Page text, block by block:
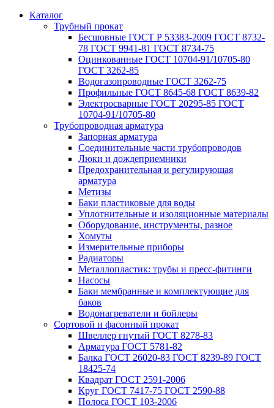
Каталог
Трубный прокат
Беcшовные ГОСТ Р 53383-2009 ГОСТ 8732-
78 ГОСТ 9941-81 ГОСТ 8734-75
Оцинкованные ГОСТ 10704-91/10705-80
ГОСТ 3262-85
Водогазопроводные ГОСТ 3262-75
Профильные ГОСТ 8645-68 ГОСТ 8639-82
Электросварные ГОСТ 20295-85 ГОСТ
10704-91/10705-80
Трубопроводная арматура
Запорная арматура
Соединительные части трубопроводов
Люки и дождеприемники
Предохранительная и регулирующая
арматура
Метизы
Баки пластиковые для воды
Уплотнительные и изоляционные материалы
Оборудование, инструменты, разное
Хомуты
Измерительные приборы
Радиаторы
Металлопластик: трубы и пресс-фитинги
Насосы
Баки мембранные и комплектующие для
баков
Водонагреватели и бойлеры
Сортовой и фасонный прокат
Швеллер гнутый ГОСТ 8278-83
Арматура ГОСТ 5781-82
Балка ГОСТ 26020-83 ГОСТ 8239-89 ГОСТ
18425-74
Квадрат ГОСТ 2591-2006
Круг ГОСТ 7417-75 ГОСТ 2590-88
Полоса ГОСТ 103-2006